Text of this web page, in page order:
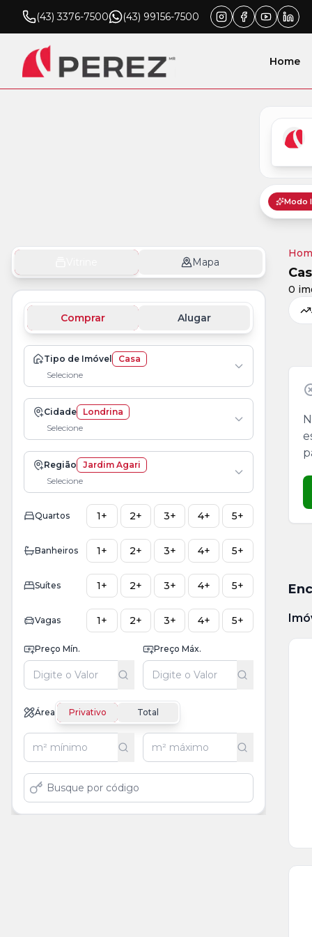
(43) 3376-7500 (43) 99156-7500
Home
Mapa
Comprar Alugar
Tipo de Imóvel
Casa
Selecione
Cidade
Londrina
Selecione
Região
Jardim Agari
Selecione
Quartos 1+ 2+ 3+ 4+ 5+
Banheiros 1+ 2+ 3+ 4+ 5+
Suítes 1+ 2+ 3+ 4+ 5+
Vagas 1+ 2+ 3+ 4+ 5+
Preço Mín. Preço Máx.
Área Privativo Total
0